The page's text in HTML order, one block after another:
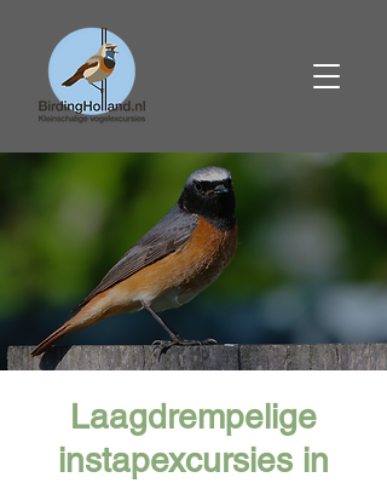
Laagdrempelige
instapexcursies in